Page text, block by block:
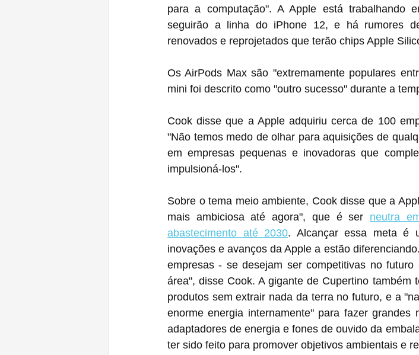
para a computação". A Apple está trabalhando
seguirão a linha do iPhone 12, e há rumores
renovados e reprojetados que terão chips Apple
Os AirPods Max são "extremamente populares
mini foi descrito como "outro sucesso" durante a
Cook disse que a Apple adquiriu cerca de 100
"Não temos medo de olhar para aquisições de
em empresas pequenas e inovadoras que
impulsioná-los".
Sobre o tema meio ambiente, Cook disse que a
mais ambiciosa até agora", que é ser neutra
abastecimento até 2030. Alcançar essa meta é
inovações e avanços da Apple a estão
empresas - se desejam ser competitivas no
área", disse Cook. A gigante de Cupertino também
produtos sem extrair nada da terra no futuro, e a
enorme energia internamente" para fazer grandes
adaptadores de energia e fones de ouvido da embalagem do ‌iPhone‌, o que a
ter sido feito para promover objetivos ambientais e